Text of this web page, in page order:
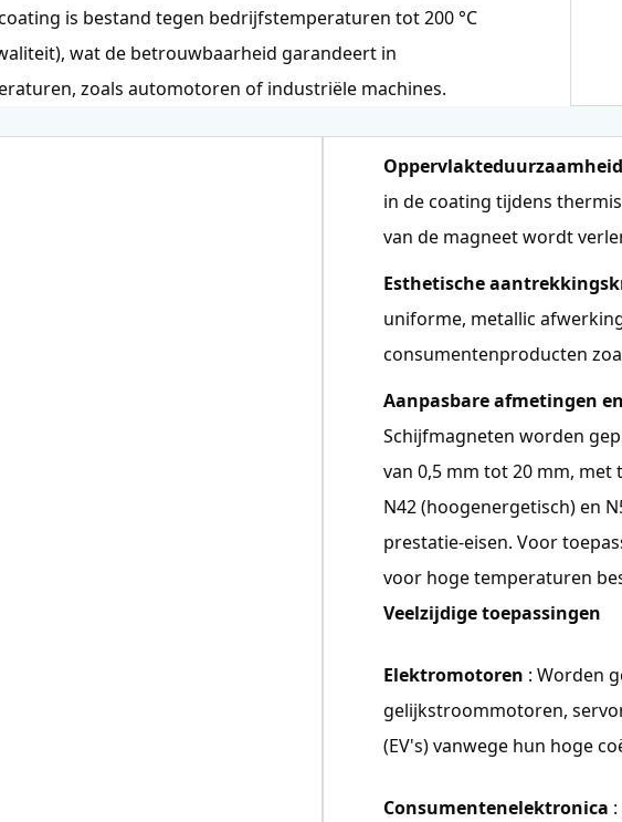
is bestand tegen bedrijfstemperaturen tot 200 °C
wat de betrouwbaarheid garandeert in
zoals automotoren of industriële machines.
Oppervlakteduurzaamheid
in de coating tijdens
van de magneet wordt
Esthetische
uniforme, metallic
consumentenproducten
Aanpasbare afmetingen
Schijfmagneten worden
van 0,5 mm tot 20 mm, met
N42 (hoogenergetisch) en
prestatie-eisen. Voor
voor hoge temperaturen
Veelzijdige toepassingen
Elektromotoren : Worden
gelijkstroommotoren,
(EV's) vanwege hun hoge
Consumentenelektronica